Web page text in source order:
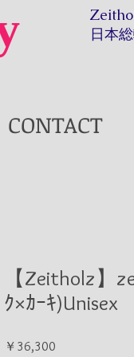
日本
CONTACT
【Zeitholz】
ｸ×ｶｰｷ)Unisex
￥36,300